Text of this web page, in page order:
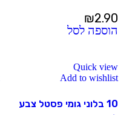
₪2.90
הוספה לסל
Quick view
Add to wishlist
10 בלוני גומי פסטל צבע